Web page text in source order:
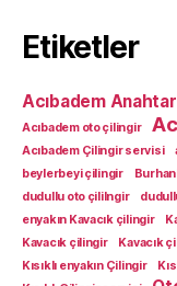
Etiketler
Acıbadem
Acıbadem oto çilingir
Acıbadem Çilingir servisi
beylerbeyi çilingir
dudullu oto çililngir
enyakın Kavacık çilingir
Kavacık çilingir
Kavacık
Kısıklı enyakın Çilingir